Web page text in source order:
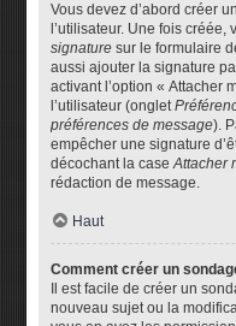
Vous devez d’abord créer
l’utilisateur. Une fois
signature sur le formulaire
aussi ajouter la signature
activant l’option « Attacher
l’utilisateur (onglet
préférences de message).
empêcher une signature
décochant la caseAttacher
rédaction de message.
Haut
Comment créer un
Il est facile de créer un
nouveau sujet ou la